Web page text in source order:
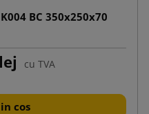
BC 350x250x70
cu TVA
cos